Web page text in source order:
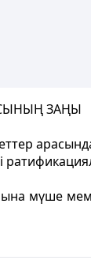
ЗАҢЫ
мүше